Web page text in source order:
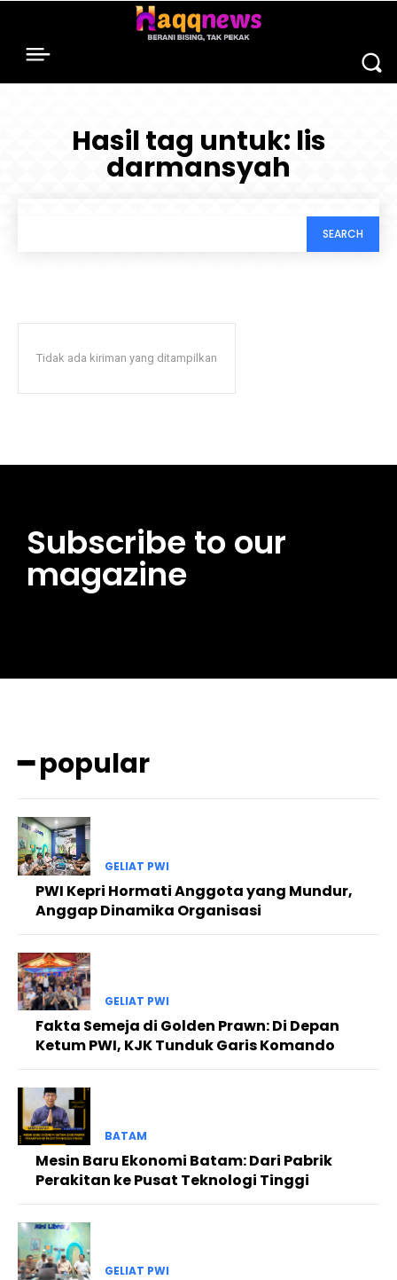
Hasil tag untuk: lis
darmansyah
SEARCH
Tidak ada kiriman yang ditampilkan
Subscribe to our
magazine
━ popular
GELIAT PWI
PWI Kepri Hormati Anggota yang Mundur,
Anggap Dinamika Organisasi
GELIAT PWI
Fakta Semeja di Golden Prawn: Di Depan
Ketum PWI, KJK Tunduk Garis Komando
BATAM
Mesin Baru Ekonomi Batam: Dari Pabrik
Perakitan ke Pusat Teknologi Tinggi
GELIAT PWI